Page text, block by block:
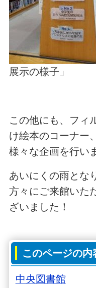
展示の様子」
この他にも、フィ
け絵本のコーナー
様々な企画を行い
あいにくの雨とな
方々にご来館いた
ざいました！
このページの
中央図書館